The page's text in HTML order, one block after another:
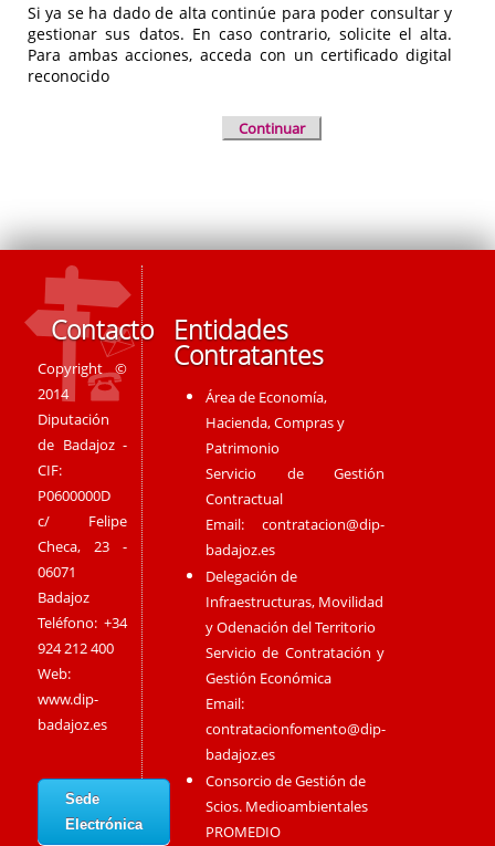
Si ya se ha dado de alta continúe para poder consultar y
gestionar sus datos. En caso contrario, solicite el alta.
Para ambas acciones, acceda con un certificado digital
reconocido
Continuar
Contacto
Copyright ©
2014
Diputación
de Badajoz -
CIF:
P0600000D
c/ Felipe
Checa, 23 -
06071
Badajoz
Teléfono: +34
924 212 400
Web:
www.dip-
badajoz.es
Sede
Electrónica
Entidades
Contratantes
Área de Economía,
Hacienda, Compras y
Patrimonio
Servicio de Gestión
Contractual
Email:contratacion@dip-
badajoz.es
Delegación de
Infraestructuras, Movilidad
y Odenación del Territorio
Servicio de Contratación y
Gestión Económica
Email:
contratacionfomento@dip-
badajoz.es
Consorcio de Gestión de
Scios. Medioambientales
PROMEDIO